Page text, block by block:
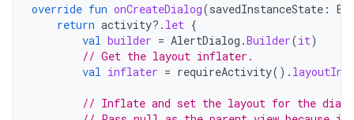
override fun onCreateDialog(savedInstanceState :
return activity?. let {
val builder = AlertDialog .Builder(it)
// Get the layout inflater.
val inflater = requireActivity().
// Inflate and set the layout for the